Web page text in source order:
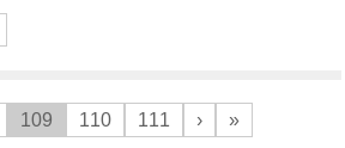
109 110 111 › »